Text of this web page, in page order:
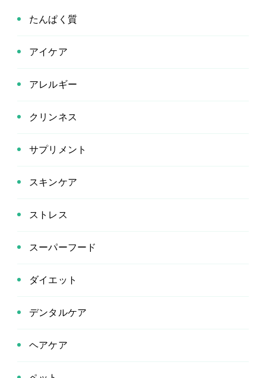
たんぱく質
アイケア
アレルギー
クリンネス
サプリメント
スキンケア
ストレス
スーパーフード
ダイエット
デンタルケア
ヘアケア